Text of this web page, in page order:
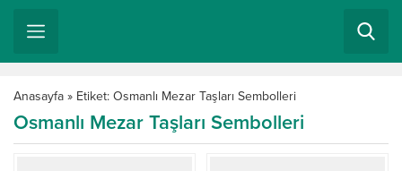
Anasayfa » Etiket: Osmanlı Mezar Taşları Sembolleri
Osmanlı Mezar Taşları Sembolleri